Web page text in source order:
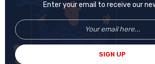
Enter your email to receive our
SIGN UP